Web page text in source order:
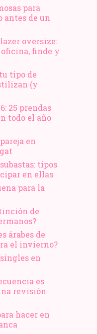
para
antes de un
oversize:
finde y
tipo de
(y
25 prendas
todo el año
en
tipos
en ellas
para la
de
árabes de
el invierno?
en
es
revisión
hacer en